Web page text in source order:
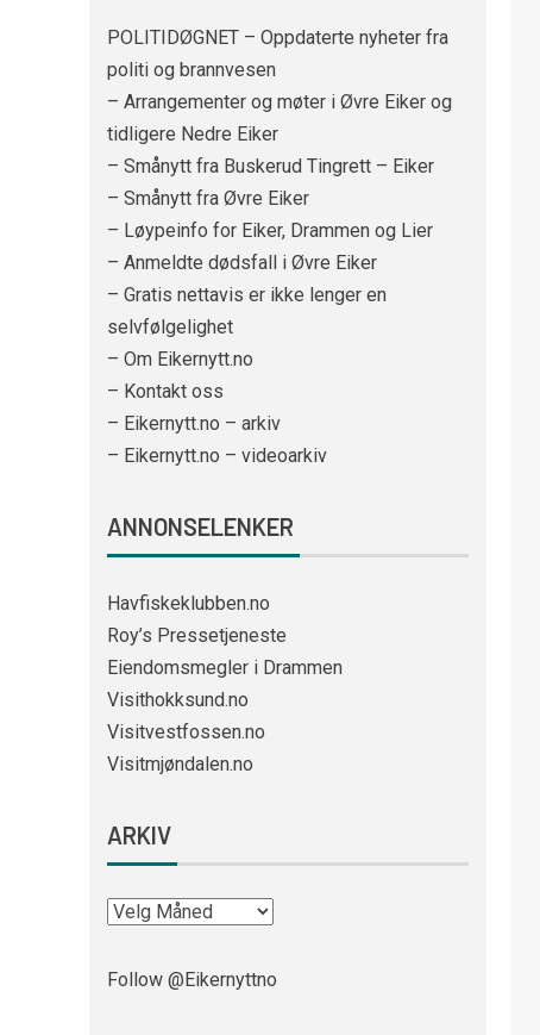
POLITIDØGNET – Oppdaterte nyheter fra
politi og brannvesen
– Arrangementer og møter i Øvre Eiker og
tidligere Nedre Eiker
– Smånytt fra Buskerud Tingrett – Eiker
– Smånytt fra Øvre Eiker
– Løypeinfo for Eiker, Drammen og Lier
– Anmeldte dødsfall i Øvre Eiker
– Gratis nettavis er ikke lenger en
selvfølgelighet
– Om Eikernytt.no
– Kontakt oss
– Eikernytt.no – arkiv
– Eikernytt.no – videoarkiv
ANNONSELENKER
Havfiskeklubben.no
Roy’s Pressetjeneste
Eiendomsmegler i Drammen
Visithokksund.no
Visitvestfossen.no
Visitmjøndalen.no
ARKIV
Follow @Eikernyttno